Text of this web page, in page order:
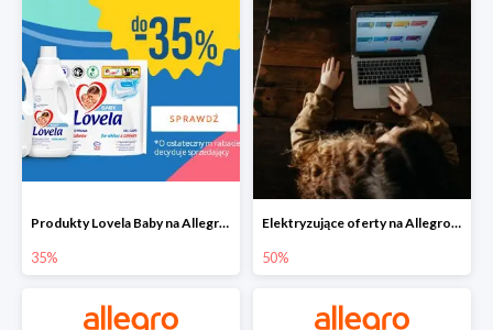
Produkty Lovela Baby na Allegro do -35%
35%
Elektryzujące oferty na Allegro do -50%
50%